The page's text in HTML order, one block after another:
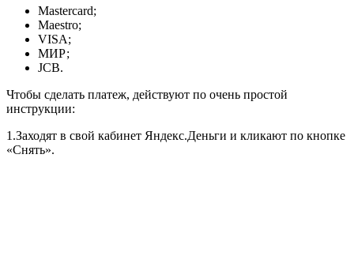
Mastercard;
Maestro;
VISA;
МИР;
JCB.
Чтобы сделать платеж, действуют по очень простой
инструкции:
1.Заходят в свой кабинет Яндекс.Деньги и кликают по кнопке
«Снять».